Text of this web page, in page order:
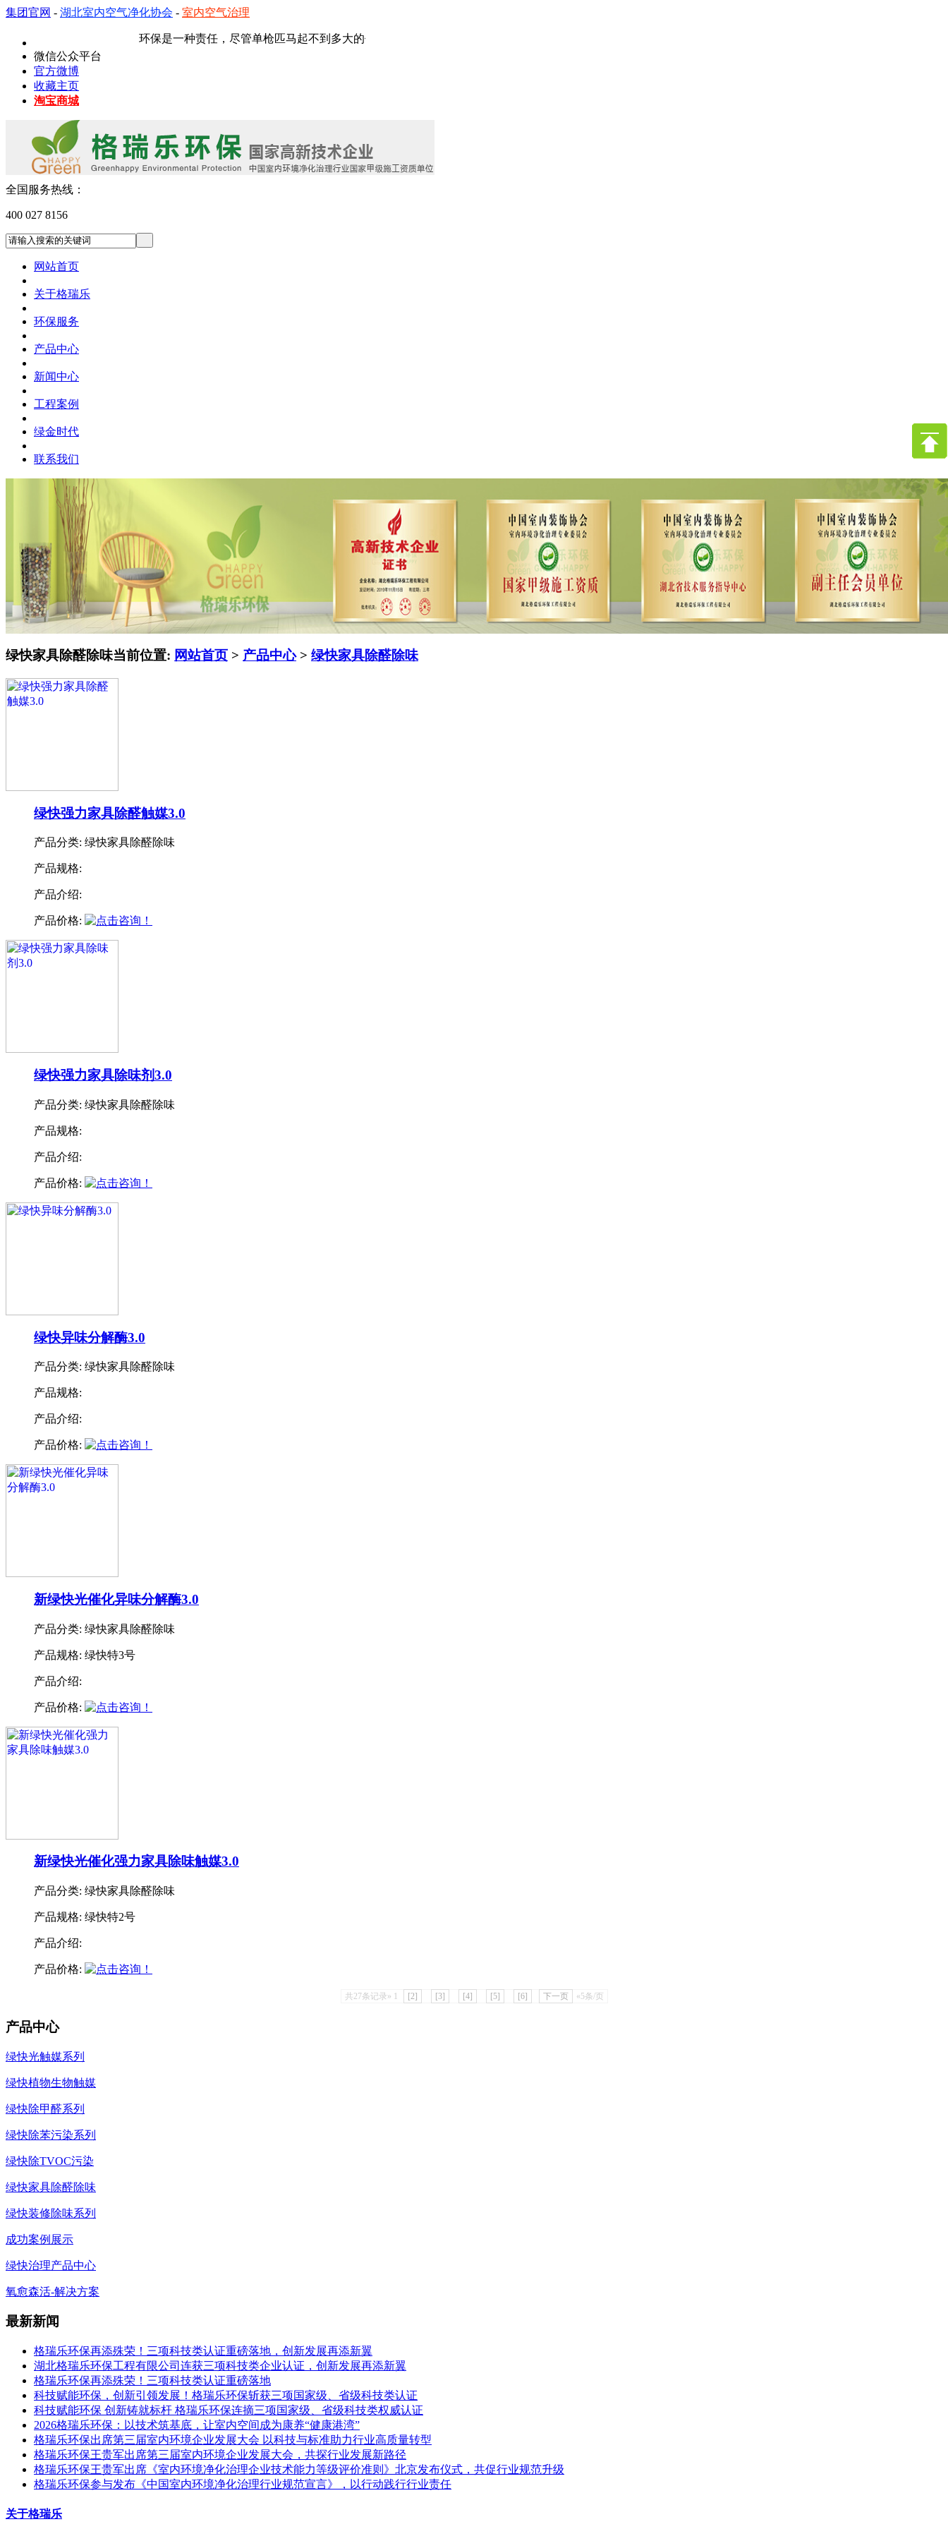
集团官网 - 湖北室内空气净化协会 - 室内空气治理
环保是一种责任，尽管单枪匹马起不到多大的作用，我们仍会做我们认为值得的事情。 格瑞乐真心的期待“富有责任感的人们”加入到环保事业中来，把美好的环境留给
微信公众平台
官方微博
收藏主页
淘宝商城
全国服务热线：
400 027 8156
网站首页
关于格瑞乐
环保服务
产品中心
新闻中心
工程案例
绿金时代
联系我们
绿快家具除醛除味当前位置: 网站首页 > 产品中心> 绿快家具除醛除味
绿快强力家具除醛触媒3.0
产品分类: 绿快家具除醛除味
产品规格:
产品介绍:
产品价格:
绿快强力家具除味剂3.0
产品分类: 绿快家具除醛除味
产品规格:
产品介绍:
产品价格:
绿快异味分解酶3.0
产品分类: 绿快家具除醛除味
产品规格:
产品介绍:
产品价格:
新绿快光催化异味分解酶3.0
产品分类: 绿快家具除醛除味
产品规格: 绿快特3号
产品介绍:
产品价格:
新绿快光催化强力家具除味触媒3.0
产品分类: 绿快家具除醛除味
产品规格: 绿快特2号
产品介绍:
产品价格:
共27条记录» 1 [2] [3] [4] [5] [6] 下一页 «5条/页
产品中心
绿快光触媒系列
绿快植物生物触媒
绿快除甲醛系列
绿快除苯污染系列
绿快除TVOC污染
绿快家具除醛除味
绿快装修除味系列
成功案例展示
绿快治理产品中心
氧愈森活-解决方案
最新新闻
格瑞乐环保再添殊荣！三项科技类认证重磅落地，创新发展再添新翼
湖北格瑞乐环保工程有限公司连获三项科技类企业认证，创新发展再添新翼
格瑞乐环保再添殊荣！三项科技类认证重磅落地
科技赋能环保，创新引领发展！格瑞乐环保斩获三项国家级、省级科技类认证
科技赋能环保 创新铸就标杆 格瑞乐环保连摘三项国家级、省级科技类权威认证
2026格瑞乐环保：以技术筑基底，让室内空间成为康养“健康港湾”
格瑞乐环保出席第三届室内环境企业发展大会 以科技与标准助力行业高质量转型
格瑞乐环保王贵军出席第三届室内环境企业发展大会，共探行业发展新路径
格瑞乐环保王贵军出席《室内环境净化治理企业技术能力等级评价准则》北京发布仪式，共促行业规范升级
格瑞乐环保参与发布《中国室内环境净化治理行业规范宣言》，以行动践行行业责任
关于格瑞乐